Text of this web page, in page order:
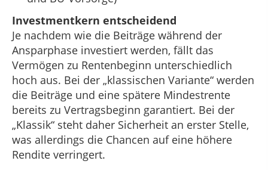
Investmentkern entscheidend
Je nachdem wie die Beiträge während der
Ansparphase investiert werden, fällt das
Vermögen zu Rentenbeginn unterschiedlich
hoch aus. Bei der „klassischen Variante“ werden
die Beiträge und eine spätere Mindestrente
bereits zu Vertragsbeginn garantiert. Bei der
„Klassik“ steht daher Sicherheit an erster Stelle,
was allerdings die Chancen auf eine höhere
Rendite verringert.